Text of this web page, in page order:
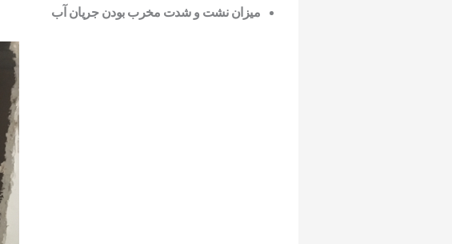
میزان نشت و شدت مخرب بودن جریان آب